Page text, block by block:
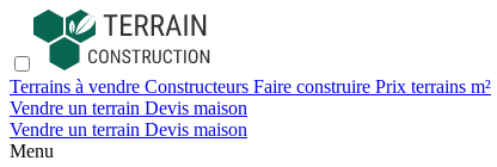
Terrains à vendre Constructeurs Faire construire Prix terrains m²
Vendre un terrain Devis maison
Vendre un terrain Devis maison
Menu